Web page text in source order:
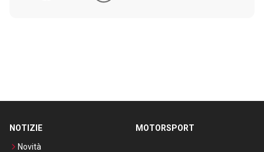
NOTIZIE
Novità
MOTORSPORT